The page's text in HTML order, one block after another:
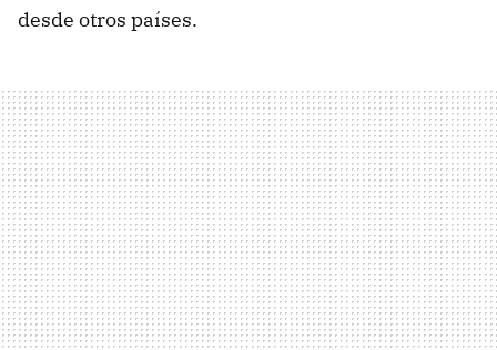
desde otros países.